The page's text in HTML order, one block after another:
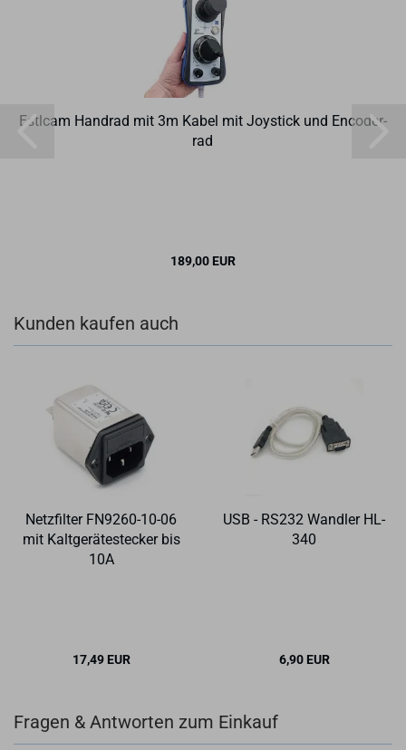
Estl­cam Hand­rad mit 3m Kabel mit Joy­stick und En­co­der­
rad
189,00 EUR
Kunden kaufen auch
Netz­fil­ter FN9260-​​10-06
mit Kalt­ge­rä­te­ste­cker bis
10A
17,49 EUR
USB - RS232 Wand­ler HL-​
340
6,90 EUR
Fragen & Antworten zum Einkauf